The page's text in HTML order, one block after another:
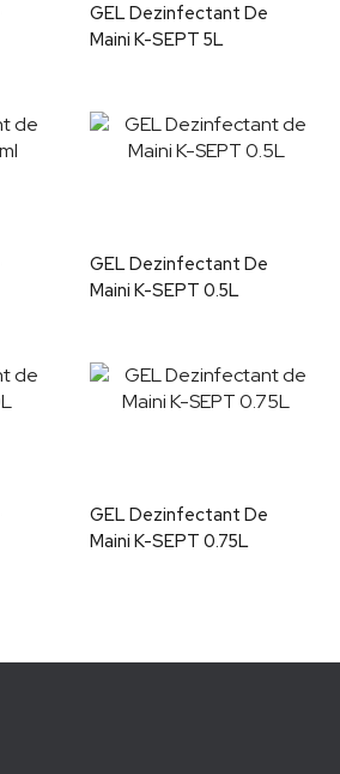
GEL Dezinfectant De
Maini K-SEPT 5L
GEL Dezinfectant De
Maini K-SEPT 0.5L
GEL Dezinfectant De
Maini K-SEPT 0.75L